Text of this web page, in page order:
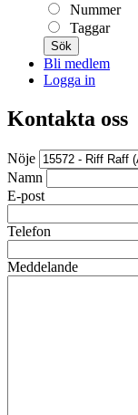
Nummer
Taggar
Sök
Bli medlem
Logga in
Kontakta oss
Nöje
Namn
E-post
Telefon
Meddelande